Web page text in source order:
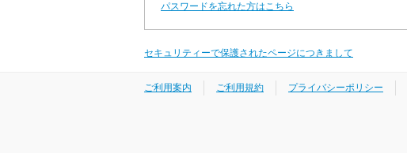
パスワードを忘れた方はこちら
セキュリティーで保護されたページにつきまして
ご利用案内 ご利用規約 プライバシーポリシー